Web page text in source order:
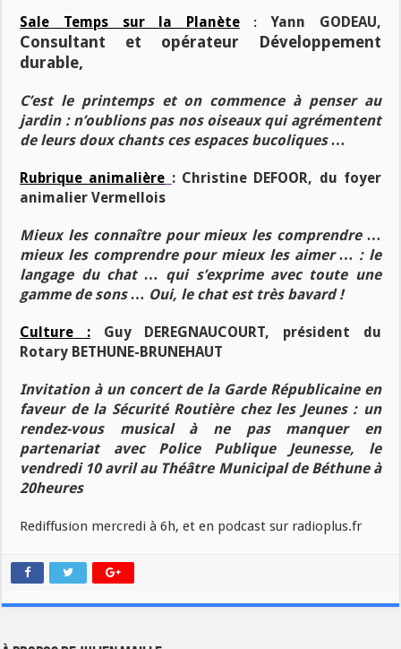
Sale Temps sur la Planète :Yann GODEAU,
Consultant et opérateur Développement
durable,
C’est le printemps et on commence à penser au
jardin : n’oublions pas nos oiseaux qui agrémentent
de leurs doux chants ces espaces bucoliques …
Rubrique animalière : Christine DEFOOR, du foyer
animalier Vermellois
Mieux les connaître pour mieux les comprendre …
mieux les comprendre pour mieux les aimer … : le
langage du chat … qui s’exprime avec toute une
gamme de sons … Oui, le chat est très bavard !
Culture :Guy DEREGNAUCOURT, président du
Rotary BETHUNE-BRUNEHAUT
Invitation à un concert de la Garde Républicaine en
faveur de la Sécurité Routière chez les Jeunes : un
rendez-vous musical à ne pas manquer en
partenariat avec Police Publique Jeunesse, le
vendredi 10 avril au Théâtre Municipal de Béthune à
20heures
Rediffusion mercredi à 6h, et en podcast sur radioplus.fr